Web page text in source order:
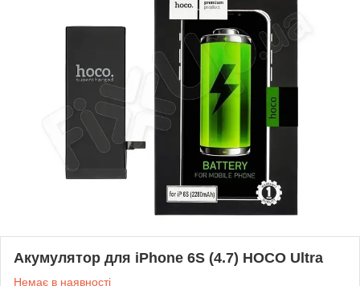
Акумулятор для iPhone 6S (4.7) HOCO Ultra
Немає в наявності